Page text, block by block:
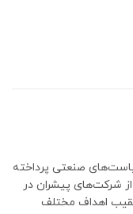
صنعتی پرداخته
شرکت‌های پیشران در
اهداف مختلف